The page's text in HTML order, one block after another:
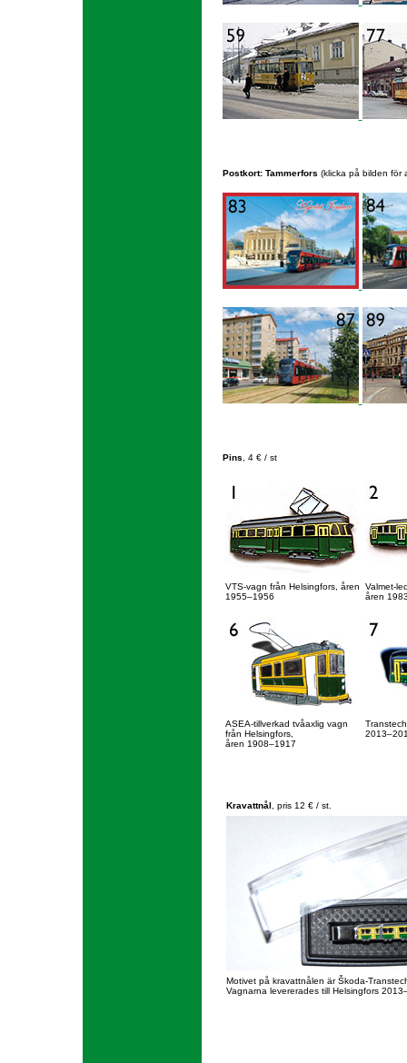
Postkort: Tammerfors (klicka på bilden för
Pins , 4 € / st
VTS-vagn från Helsingfors, åren
1955–1956
Valmet-
åren
ASEA-tillverkad tvåaxlig vagn
från Helsingfors,
åren 1908–1917
Kravattnål , pris 12 € / st.
Motivet på kravattnålen är Škoda-
Vagnarna levererades till Helsingfors